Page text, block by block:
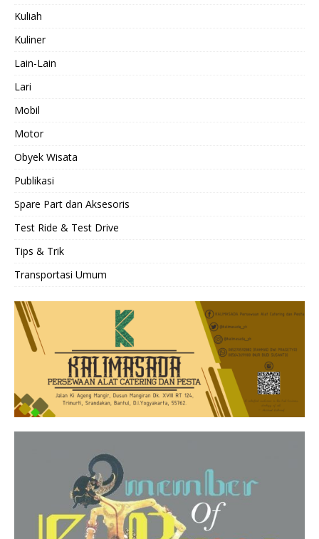
Kuliah
Kuliner
Lain-Lain
Lari
Mobil
Motor
Obyek Wisata
Publikasi
Spare Part dan Aksesoris
Test Ride & Test Drive
Tips & Trik
Transportasi Umum